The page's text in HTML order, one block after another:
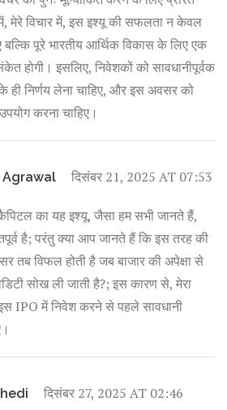
मेरे विचार में, इस इश्यू की सफलता न केवल
पूरे भारतीय आर्थिक विकास के लिए एक
होगी। इसलिए, निवेशकों को सावधानीपूर्वक
ही निर्णय लेना चाहिए, और इस अवसर को
करना चाहिए।
Agrawal दिसंबर 21, 2025 AT 07:53
का यह इश्यू, जैसा हम सभी जानते हैं,
है; परंतु क्या आप जानते हैं कि इस तरह की
तब विफल होती है जब बाजार की अपेक्षा से
सोख ली जाती है?; इस कारण से, मेरा
IPO में निवेश करने से पहले सावधानी
दिसंबर 27, 2025 AT 02:46